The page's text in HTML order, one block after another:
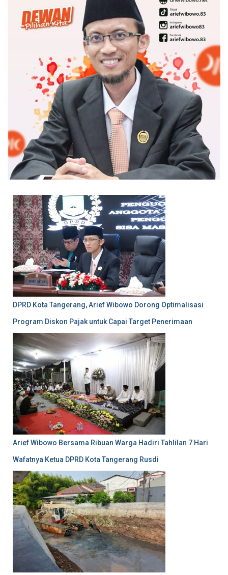
DPRD Kota Tangerang, Arief Wibowo Dorong Optimalisasi
Program Diskon Pajak untuk Capai Target Penerimaan
Arief Wibowo Bersama Ribuan Warga Hadiri Tahlilan 7 Hari
Wafatnya Ketua DPRD Kota Tangerang Rusdi